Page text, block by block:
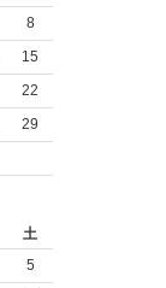
8
15
22
29
土
5